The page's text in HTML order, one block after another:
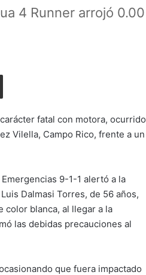
4 Runner arrojó 0.00
Share via Email
fatal con motora, ocurrido
Vilella, Campo Rico, frente a un
9-1-1 alertó a la
Dalmasi Torres, de 56 años,
color blanca, al llegar a la
las debidas precauciones al
que fuera impactado